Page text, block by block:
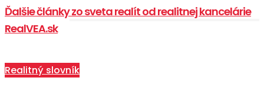
Ďalšie články zo sveta realít od realitnej kancelárie
RealVEA.sk
Realitný slovník